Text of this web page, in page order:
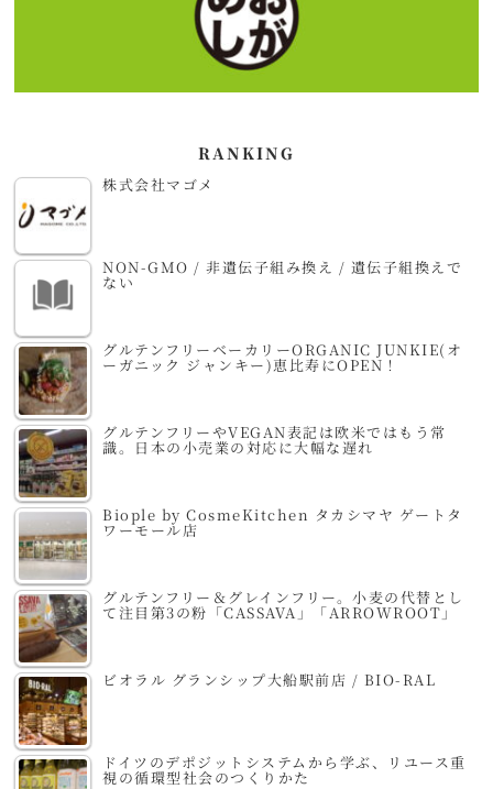
RANKING
株式会社マゴメ
NON-GMO / 非遺伝子組み換え / 遺伝子組換えで
ない
グルテンフリーベーカリーORGANIC JUNKIE(オ
ーガニック ジャンキー)恵比寿にOPEN！
グルテンフリーやVEGAN表記は欧米ではもう常
識。日本の小売業の対応に大幅な遅れ
Biople by CosmeKitchen タカシマヤ ゲートタ
ワーモール店
グルテンフリー＆グレインフリー。小麦の代替とし
て注目第3の粉「CASSAVA」「ARROWROOT」
ビオラル グランシップ大船駅前店 / BIO-RAL
ドイツのデポジットシステムから学ぶ、リユース重
視の循環型社会のつくりかた